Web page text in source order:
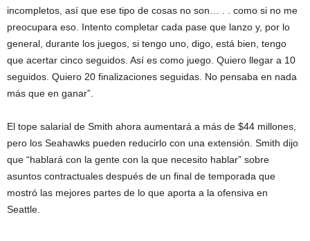
incompletos, así que ese tipo de cosas no son… . . como si no me
preocupara eso. Intento completar cada pase que lanzo y, por lo
general, durante los juegos, si tengo uno, digo, está bien, tengo
que acertar cinco seguidos. Así es como juego. Quiero llegar a 10
seguidos. Quiero 20 finalizaciones seguidas. No pensaba en nada
más que en ganar”.
El tope salarial de Smith ahora aumentará a más de $44 millones,
pero los Seahawks pueden reducirlo con una extensión. Smith dijo
que “hablará con la gente con la que necesito hablar” sobre
asuntos contractuales después de un final de temporada que
mostró las mejores partes de lo que aporta a la ofensiva en
Seattle.